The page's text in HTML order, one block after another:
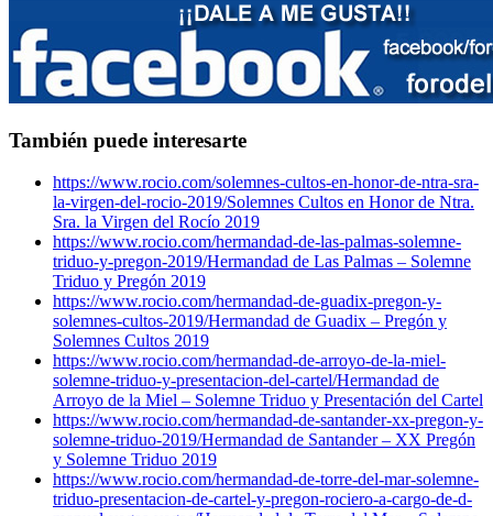
También puede interesarte
https://www.rocio.com/solemnes-cultos-en-honor-de-ntra-sra-
la-virgen-del-rocio-2019/Solemnes Cultos en Honor de Ntra.
Sra. la Virgen del Rocío 2019
https://www.rocio.com/hermandad-de-las-palmas-solemne-
triduo-y-pregon-2019/Hermandad de Las Palmas – Solemne
Triduo y Pregón 2019
https://www.rocio.com/hermandad-de-guadix-pregon-y-
solemnes-cultos-2019/Hermandad de Guadix – Pregón y
Solemnes Cultos 2019
https://www.rocio.com/hermandad-de-arroyo-de-la-miel-
solemne-triduo-y-presentacion-del-cartel/Hermandad de
Arroyo de la Miel – Solemne Triduo y Presentación del Cartel
https://www.rocio.com/hermandad-de-santander-xx-pregon-y-
solemne-triduo-2019/Hermandad de Santander – XX Pregón
y Solemne Triduo 2019
https://www.rocio.com/hermandad-de-torre-del-mar-solemne-
triduo-presentacion-de-cartel-y-pregon-rociero-a-cargo-de-d-